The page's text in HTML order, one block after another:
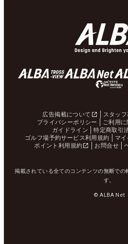
広告掲載について スタッ
プライバシーポリシー
ご利用に
ガイドライン
特定商取引
ゴルフ場予約サービス利用規約
マ
ポイント利用規約
お問合せ
掲載されている全てのコンテンツの無断での
す。
© ALBA Net